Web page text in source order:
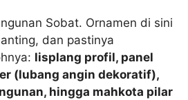
Sobat. Ornamen di sini
dan pastinya
lisplang profil, panel
(lubang angin dekoratif),
hingga mahkota pilar